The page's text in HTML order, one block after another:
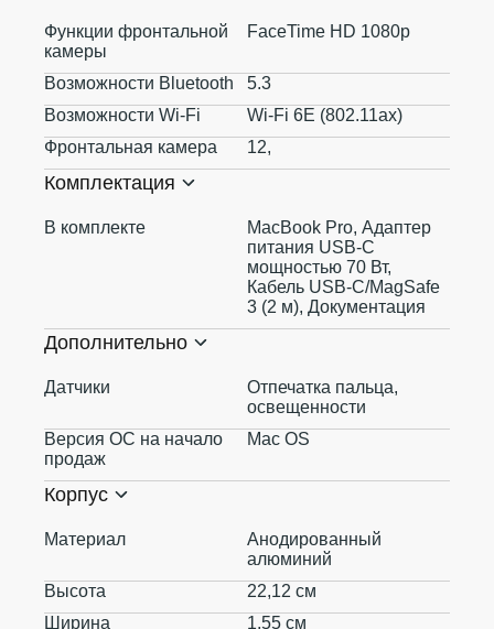
Функции фронтальной
камеры
FaceTime HD 1080p
Возможности Bluetooth
5.3
Возможности Wi-Fi
Wi-Fi 6E (802.11ax)
Фронтальная камера
12,
Комплектация
В комплекте
MacBook Pro, Адаптер
питания USB‑C
мощностью 70 Вт,
Кабель USB‑C/MagSafe
3 (2 м), Документация
Дополнительно
Датчики
Отпечатка пальца,
освещенности
Версия ОС на начало
продаж
Mac OS
Корпус
Материал
Анодированный
алюминий
Высота
22,12 см
Ширина
1,55 см